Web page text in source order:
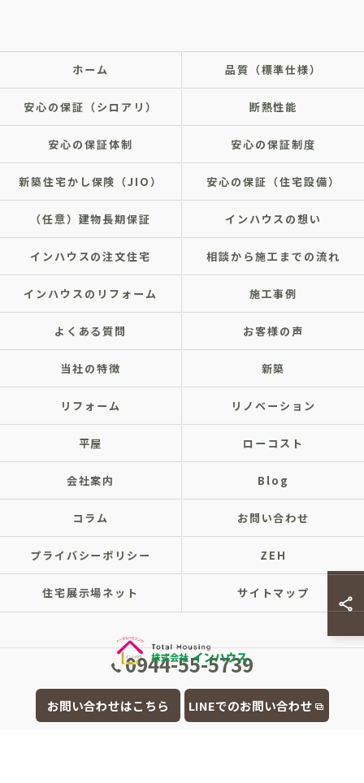
0944-55-5739
お問い合わせはこちら LINEでのお問い合わせ
ホーム 品質（標準仕様）
安心の保証（シロアリ） 断熱性能
安心の保証体制 安心の保証制度
新築住宅かし保険（JIO） 安心の保証（住宅設備）
（任意）建物長期保証 インハウスの想い
インハウスの注文住宅 相談から施工までの流れ
インハウスのリフォーム 施工事例
よくある質問 お客様の声
当社の特徴 新築
リフォーム リノベーション
平屋 ローコスト
会社案内 Blog
コラム お問い合わせ
プライバシーポリシー ZEH
住宅展示場ネット サイトマップ
© 2026 福岡県大牟田市の注文住宅なら株式会社インハウス ALL RIGHTS
RESERVED.